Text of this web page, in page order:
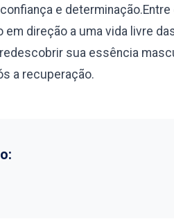
e
direção a uma vida livre
sua essência
a recuperação.